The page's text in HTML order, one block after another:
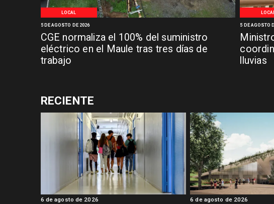
LOCAL
CGE normaliza el 100% del suministro
eléctrico en el Maule tras tres días de
trabajo
5 DE AGOSTO DE 2026
LOCAL
lluvias
5 DE AGOSTO
RECIENTE
6 de agosto de 2026 6 de agosto de 2026